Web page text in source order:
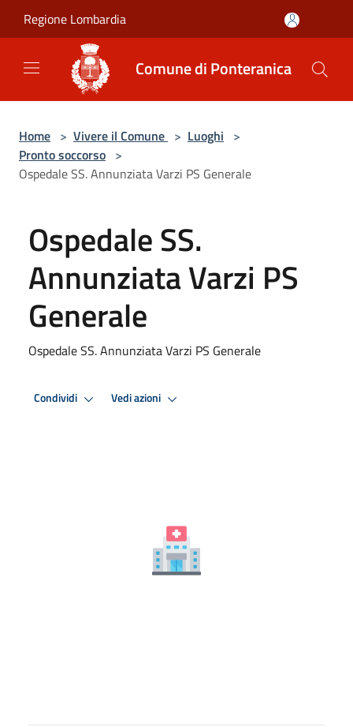
Regione Lombardia
Comune di Ponteranica
Home > Vivere il Comune > Luoghi >
Pronto soccorso >
Ospedale SS. Annunziata Varzi PS Generale
Ospedale SS.
Annunziata Varzi PS
Generale
Ospedale SS. Annunziata Varzi PS Generale
Condividi Vedi azioni